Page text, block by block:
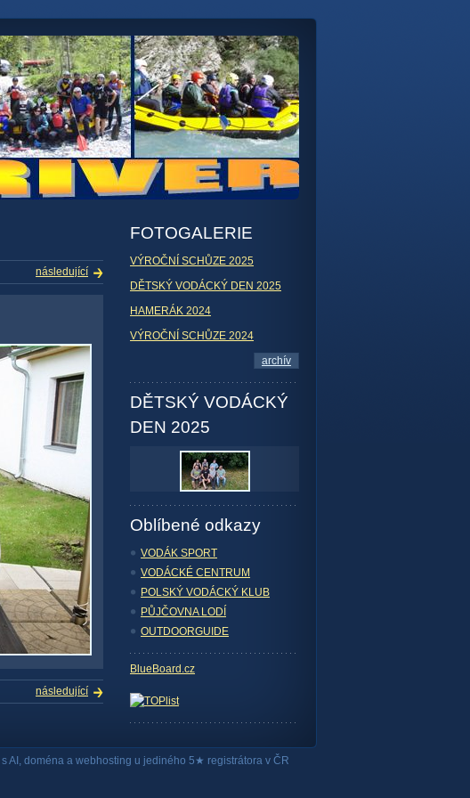
následující
následující
FOTOGALERIE
VÝROČNÍ SCHŮZE 2025
DĚTSKÝ VODÁCKÝ DEN 2025
HAMERÁK 2024
VÝROČNÍ SCHŮZE 2024
archív
DĚTSKÝ VODÁCKÝ
DEN 2025
Oblíbené odkazy
VODÁK SPORT
VODÁCKÉ CENTRUM
POLSKÝ VODÁCKÝ KLUB
PŮJČOVNA LODÍ
OUTDOORGUIDE
BlueBoard.cz
s AI, doména a webhosting u jediného 5★ registrátora v ČR